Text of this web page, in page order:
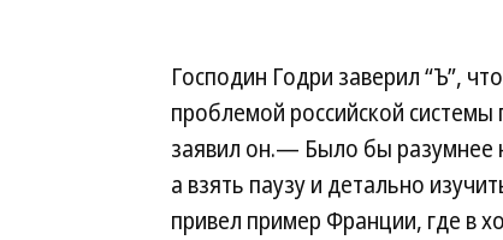
Господин Годри заверил “Ъ”,
проблемой российской
заявил он.— Было бы разумнее
а взять паузу и детально
привел пример Франции, где в